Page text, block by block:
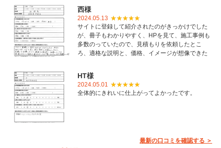
西様
2024.05.13
サイトに登録して紹介されたのがきっかけでした
が、冊子もわかりやすく、HPを見て、施工事例も
多数のっていたので、見積もりを依頼したとこ
ろ、適格な説明と、価格、イメージが想像できた
いただき感謝しています。
HT様
2024.05.01
全体的にきれいに仕上がってよかったです。
最新の口コミを確認する ＞